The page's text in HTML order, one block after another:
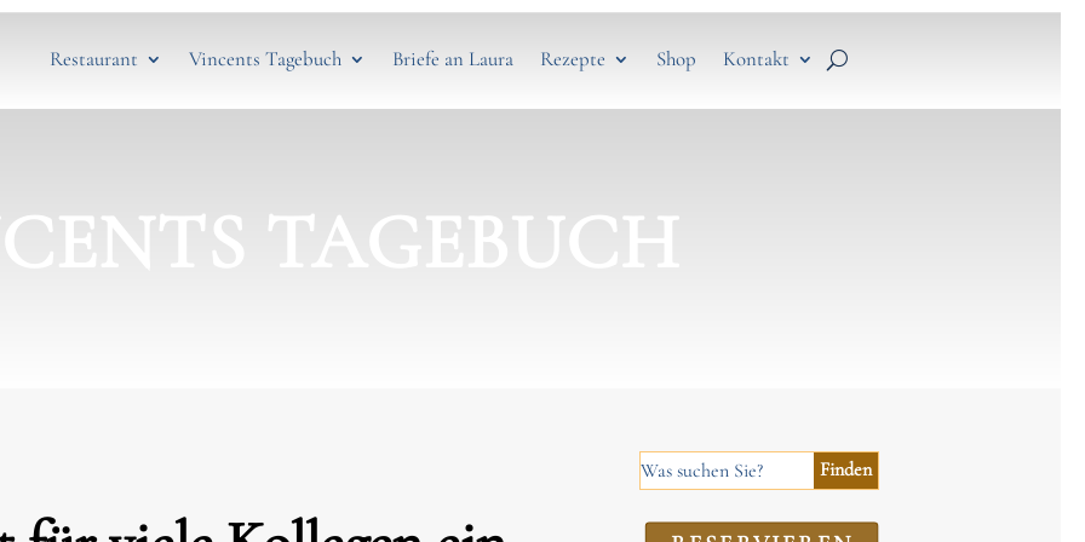
Restaurant Vincents Tagebuch Briefe an Laura Rezepte Shop Kontakt
TAGEBUCH